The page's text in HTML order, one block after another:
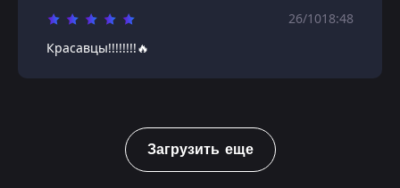
26/1018:48
Красавцы!!!!!!!!🔥
Загрузить еще